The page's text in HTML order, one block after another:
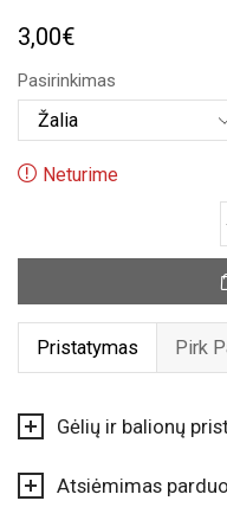
3,00€
Pasirinkimas
Neturime
Pristatymas Pirk
Gėlių ir balionų
Atsiėmimas